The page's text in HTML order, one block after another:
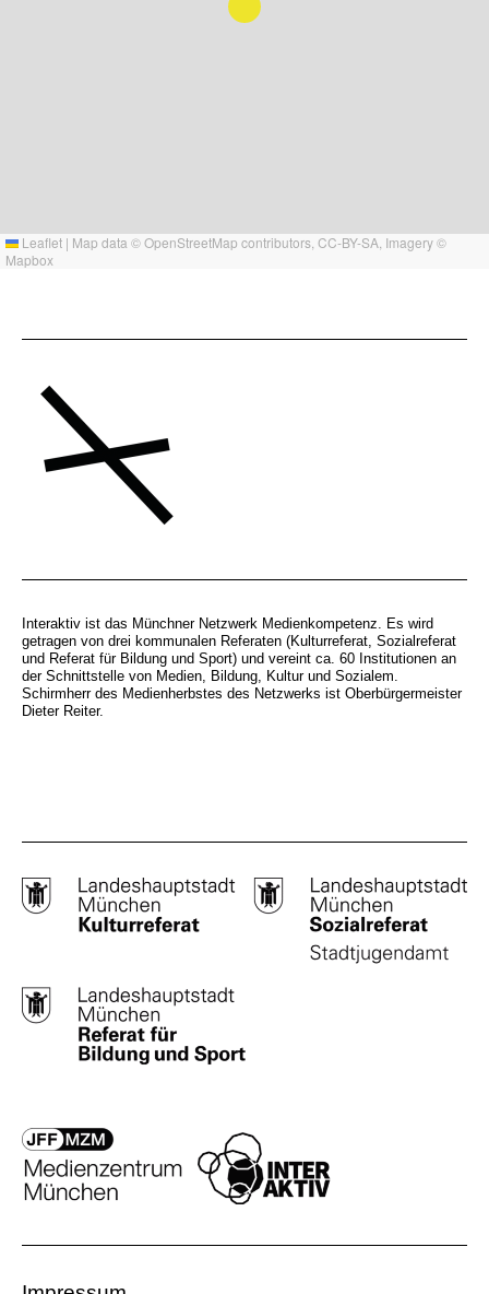
Leaflet | Map data ©OpenStreetMap contributors, CC-BY-SA , Imagery ©
Mapbox
Interaktiv ist das Münchner Netzwerk Medienkompetenz. Es wird
getragen von drei kommunalen Referaten (Kulturreferat, Sozialreferat
und Referat für Bildung und Sport) und vereint ca. 60 Institutionen an
der Schnittstelle von Medien, Bildung, Kultur und Sozialem.
Schirmherr des Medienherbstes des Netzwerks ist Oberbürgermeister
Dieter Reiter.